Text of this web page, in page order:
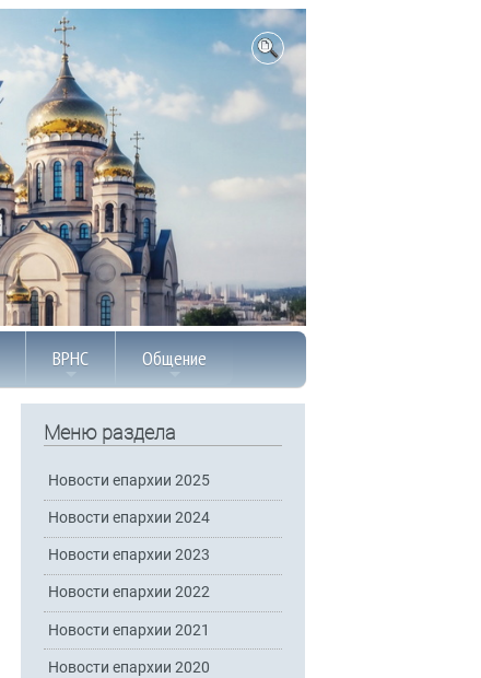
ВРНС Общение
Меню раздела
Новости епархии 2025
Новости епархии 2024
Новости епархии 2023
Новости епархии 2022
Новости епархии 2021
Новости епархии 2020